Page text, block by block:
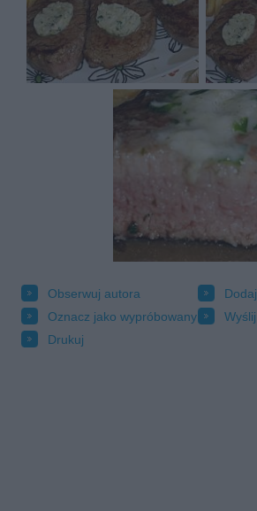
Obserwuj autora
Oznacz jako wypróbowany
Drukuj